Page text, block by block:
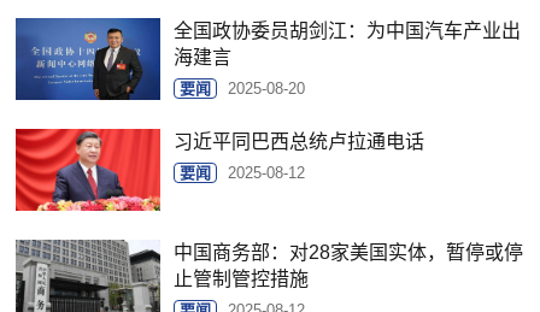
全国政协委员胡剑江：为中国汽车产业出
海建言
要闻 2025-08-20
习近平同巴西总统卢拉通电话
要闻 2025-08-12
中国商务部：对28家美国实体，暂停或停
止管制管控措施